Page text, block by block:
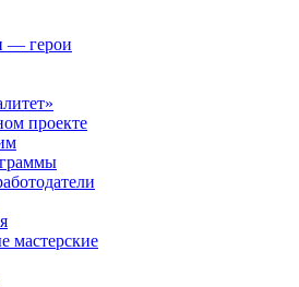
— герои
проекте
мастерские